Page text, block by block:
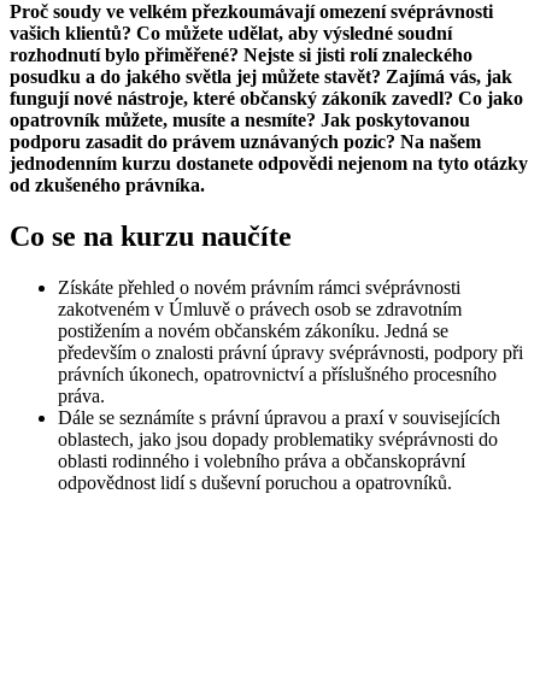
Proč soudy ve velkém přezkoumávají omezení svéprávnosti
vašich klientů? Co můžete udělat, aby výsledné soudní
rozhodnutí bylo přiměřené? Nejste si jisti rolí znaleckého
posudku a do jakého světla jej můžete stavět? Zajímá vás, jak
fungují nové nástroje, které občanský zákoník zavedl? Co jako
opatrovník můžete, musíte a nesmíte? Jak poskytovanou
podporu zasadit do právem uznávaných pozic? Na našem
jednodenním kurzu dostanete odpovědi nejenom na tyto otázky
od zkušeného právníka.
Co se na kurzu naučíte
Získáte přehled o novém právním rámci svéprávnosti
zakotveném v Úmluvě o právech osob se zdravotním
postižením a novém občanském zákoníku. Jedná se
především o znalosti právní úpravy svéprávnosti, podpory při
právních úkonech, opatrovnictví a příslušného procesního
práva.
Dále se seznámíte s právní úpravou a praxí v souvisejících
oblastech, jako jsou dopady problematiky svéprávnosti do
oblasti rodinného i volebního práva a občanskoprávní
odpovědnost lidí s duševní poruchou a opatrovníků.